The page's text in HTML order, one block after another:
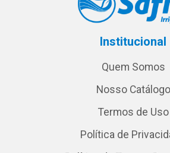
Institucional
Quem Somos
Nosso Catálogo
Termos de Uso
Política de